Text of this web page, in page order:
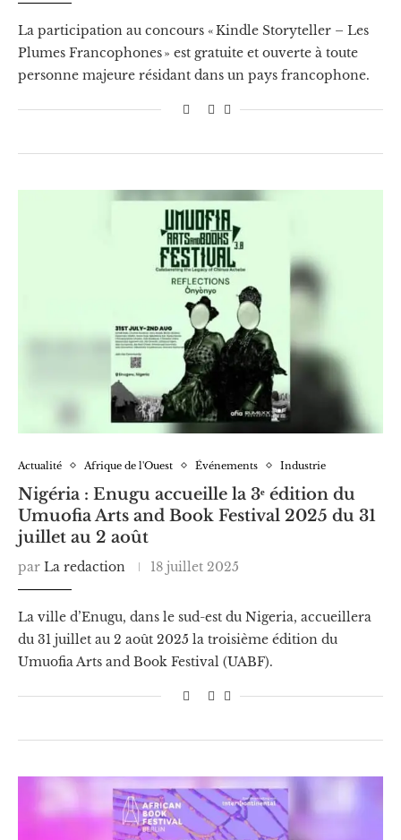
La participation au concours « Kindle Storyteller – Les
Plumes Francophones » est gratuite et ouverte à toute
personne majeure résidant dans un pays francophone.
Actualité Afrique de l'Ouest Événements Industrie
Nigéria : Enugu accueille la 3ᵉ édition du
Umuofia Arts and Book Festival 2025 du 31
juillet au 2 août
par La redaction 18 juillet 2025
La ville d’Enugu, dans le sud-est du Nigeria, accueillera
du 31 juillet au 2 août 2025 la troisième édition du
Umuofia Arts and Book Festival (UABF).